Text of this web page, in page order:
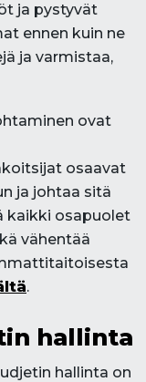
ja pystyvät
ennen kuin ne
ja varmistaa,
ovat
osaavat
ja johtaa sitä
kaikki osapuolet
vähentää
.
hallinta
hallinta on